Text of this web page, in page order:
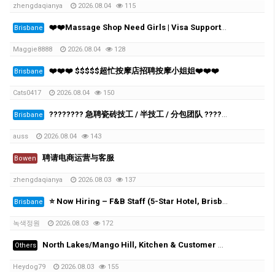
zhengdaqianya 2026.08.04 115
Brisbane ❤️❤️Massage Shop Need Girls | Visa Support Available❤️❤️
Maggie8888 2026.08.04 128
Brisbane ❤️❤️❤️ $$$$$超忙按摩店招聘按摩小姐姐❤️❤️❤️
Cats0417 2026.08.04 150
Brisbane ???????? 急聘瓷砖技工 / 半技工 / 分包团队 ????????
auss 2026.08.04 143
Bowen 聘请电商运营与客服
zhengdaqianya 2026.08.03 137
Brisbane ⭐️ Now Hiring – F&B Staff (5-Star Hotel, Brisbane City)
녹색정원 2026.08.03 172
Others North Lakes/Mango Hill, Kitchen & Customer Service Team Member Wanted (15–20 hrs/wk)
Heydog79 2026.08.03 155